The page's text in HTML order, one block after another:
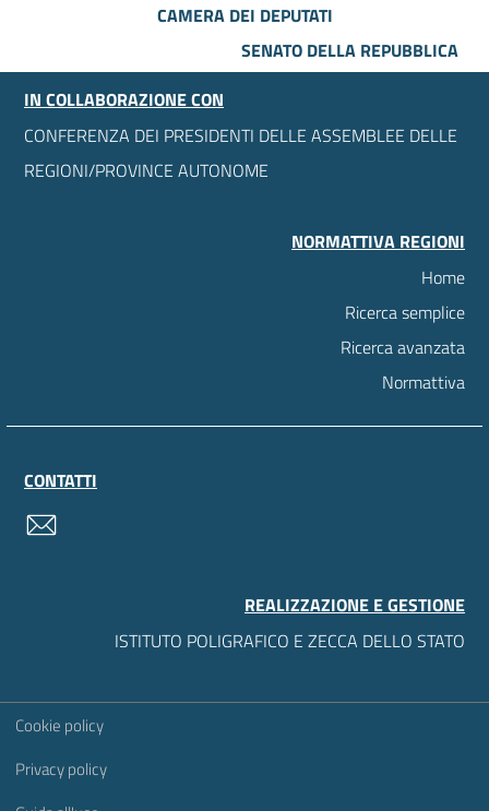
CAMERA DEI DEPUTATI
SENATO DELLA REPUBBLICA
IN COLLABORAZIONE CON
CONFERENZA DEI PRESIDENTI DELLE ASSEMBLEE DELLE
REGIONI/PROVINCE AUTONOME
NORMATTIVA REGIONI
Home
Ricerca semplice
Ricerca avanzata
Normattiva
CONTATTI
REALIZZAZIONE E GESTIONE
ISTITUTO POLIGRAFICO E ZECCA DELLO STATO
Sezione Link Utili
Cookie policy
Privacy policy